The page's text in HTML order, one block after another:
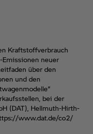
Kraftstoffverbrauch
Emissionen neuer
über den
und den
bei der
(DAT), Hellmuth-Hirth-
www.dat.de/co2/